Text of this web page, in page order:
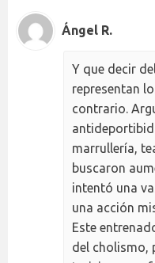
Ángel R.
Y que decir
representan
contrario.
marrullería,
buscaron
intentó una
una acción
Este
del cholismo,